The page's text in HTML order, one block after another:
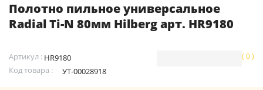
Полотно пильное универсальное
Radial Ti-N 80мм Hilberg арт. HR9180
Артикул : HR9180
Код товара :
УТ-00028918
( 0 )